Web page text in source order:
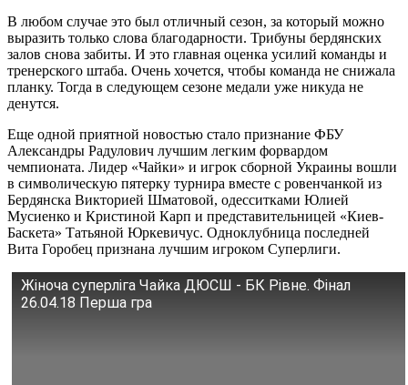
В любом случае это был отличный сезон, за который можно
выразить только слова благодарности. Трибуны бердянских
залов снова забиты. И это главная оценка усилий команды и
тренерского штаба. Очень хочется, чтобы команда не снижала
планку. Тогда в следующем сезоне медали уже никуда не
денутся.
Еще одной приятной новостью стало признание ФБУ
Александры Радулович лучшим легким форвардом
чемпионата. Лидер «Чайки» и игрок сборной Украины вошли
в символическую пятерку турнира вместе с ровенчанкой из
Бердянска Викторией Шматовой, одесситками Юлией
Мусиенко и Кристиной Карп и представительницей «Киев-
Баскета» Татьяной Юркевичус. Одноклубница последней
Вита Горобец признана лучшим игроком Суперлиги.
Жіноча суперліга Чайка ДЮСШ - БК Рівне. Фінал
26.04.18 Перша гра